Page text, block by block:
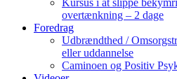
Kursus i at slippe
overtænkning – 2 dage
Foredrag
Udbrændthed /
eller uddannelse
Caminoen og Positiv